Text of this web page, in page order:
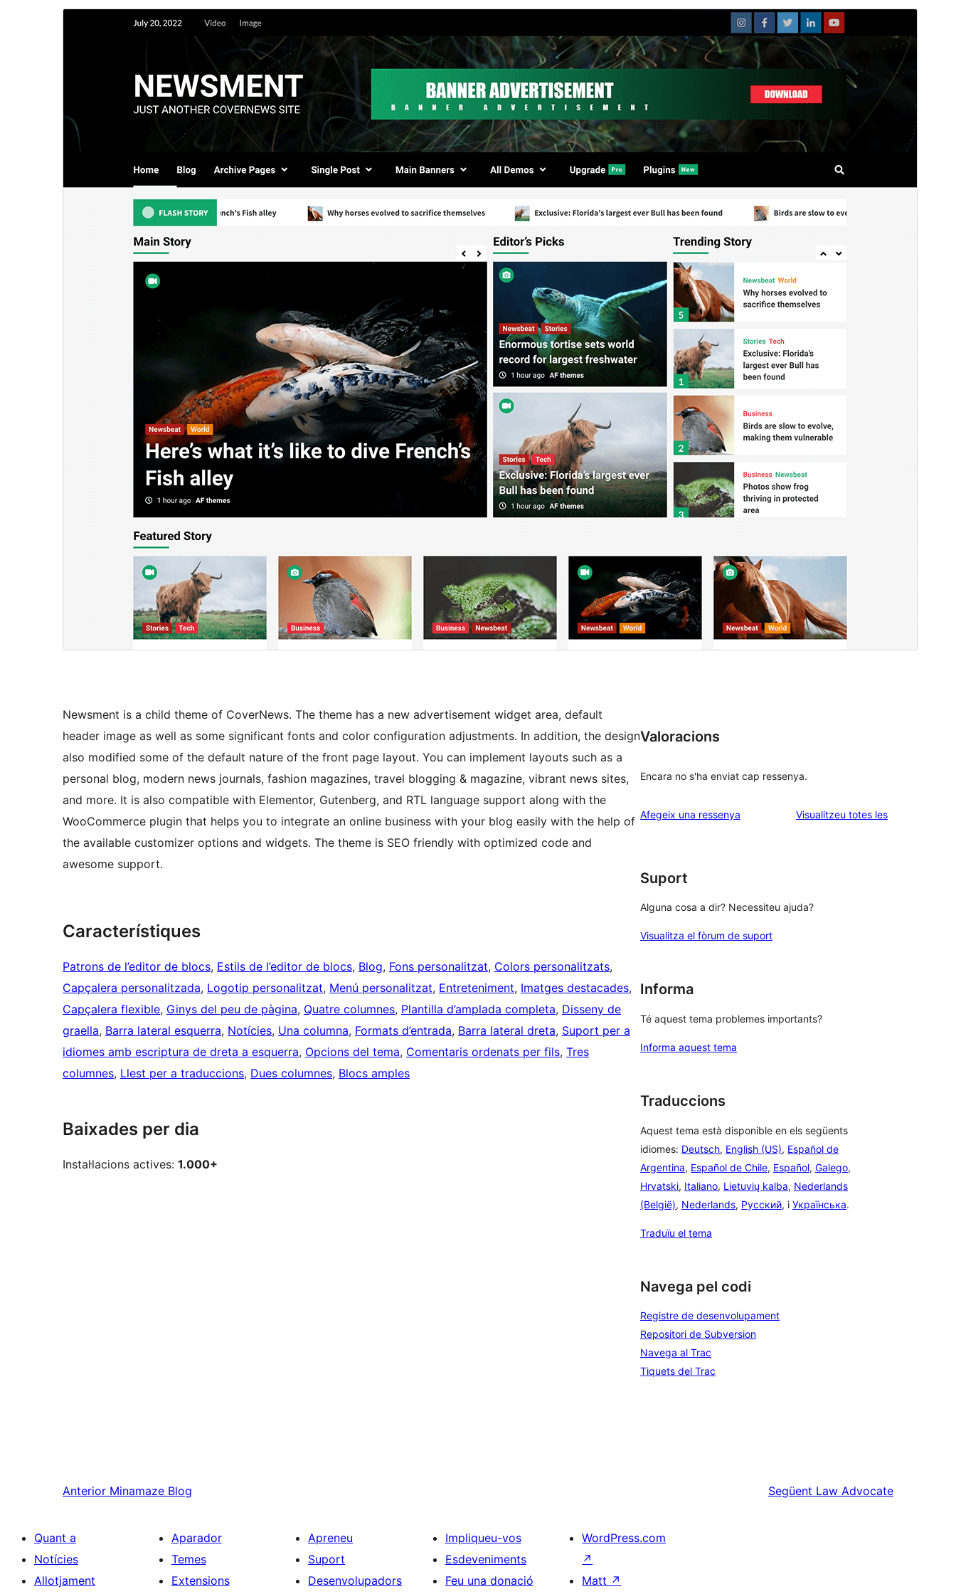
Tema comercial
Aquest tema és gratuït però ofereix actualitzacions o
suport comercial de pagament.
Visualitza el suport
Aquest és un tema fill de CoverNews
Versió
Darrera actualització
19 de febrer de 2026
Instal·lacions actives
Versió del PHP
Pàgina d’inici del tema
Newsment is a child theme of CoverNews. The theme has a new advertisement widget area, default
header image as well as some significant fonts and color configuration adjustments. In addition, the design
also modified some of the default nature of the front page layout. You can implement layouts such as a
personal blog, modern news journals, fashion magazines, travel blogging & magazine, vibrant news sites,
and more. It is also compatible with Elementor, Gutenberg, and RTL language support along with the
WooCommerce plugin that helps you to integrate an online business with your blog easily with the help of
the available customizer options and widgets. The theme is SEO friendly with optimized code and
awesome support.
Característiques
Patrons de l’editor de blocs, Estils de l’editor de blocs, Blog, Fons personalitzat, Colors personalitzats
Capçalera personalitzada, Logotip personalitzat, Menú personalitzat, Entreteniment, Imatges destacades
Capçalera flexible, Ginys del peu de pàgina, Quatre columnes, Plantilla d’amplada completa, Disseny de
graella, Barra lateral esquerra, Notícies, Una columna, Formats d’entrada, Barra lateral dreta, Suport per a
idiomes amb escriptura de dreta a esquerra, Opcions del tema, Comentaris ordenats per fils, Tres
columnes, Llest per a traduccions, Dues columnes, Blocs amples
Baixades per dia
Instal·lacions actives: 1.000+
Valoracions
Encara no s'ha enviat cap ressenya.
Afegeix una ressenya Visualitzeu totes lesressenyes
Suport
Alguna cosa a dir? Necessiteu ajuda?
Visualitza el fòrum de suport
Informa
Té aquest tema problemes importants?
Informa aquest tema
Traduccions
Aquest tema està disponible en els següents
idiomes: Deutsch, English (US), Español de
Argentina, Español de Chile, Español, Galego,
Hrvatski, Italiano, Lietuvių kalba, Nederlands
(België), Nederlands, Русский, i Українська.
Traduïu el tema
Navega pel codi
Registre de desenvolupament
Repositori de Subversion
Navega al Trac
Tiquets del Trac
Anterior Minamaze Blog Següent Law Advocate
Quant a
Notícies
Allotjament
Aparador
Temes
Extensions
Apreneu
Suport
Desenvolupadors
Impliqueu-vos
Esdeveniments
Feu una donació
WordPress.com
↗
Matt ↗